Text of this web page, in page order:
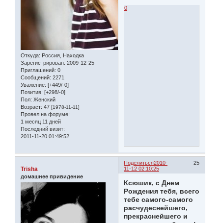
Откуда: Россия, Находка
Зарегистрирован: 2009-12-25
Приглашений: 0
Сообщений: 2271
Уважение: [+449/-0]
Позитив: [+298/-0]
Пол: Женский
Возраст: 47 [1978-11-11]
Провел на форуме:
1 месяц 11 дней
Последний визит:
2011-11-20 01:49:52
0
Поделиться 25
2010-
11-12 02:10:25
Trisha
домашнее привидение
Ксюшик, с Днем
Рождения тебя, всего
тебе самого-самого
расчудеснейшего,
прекраснейшего и